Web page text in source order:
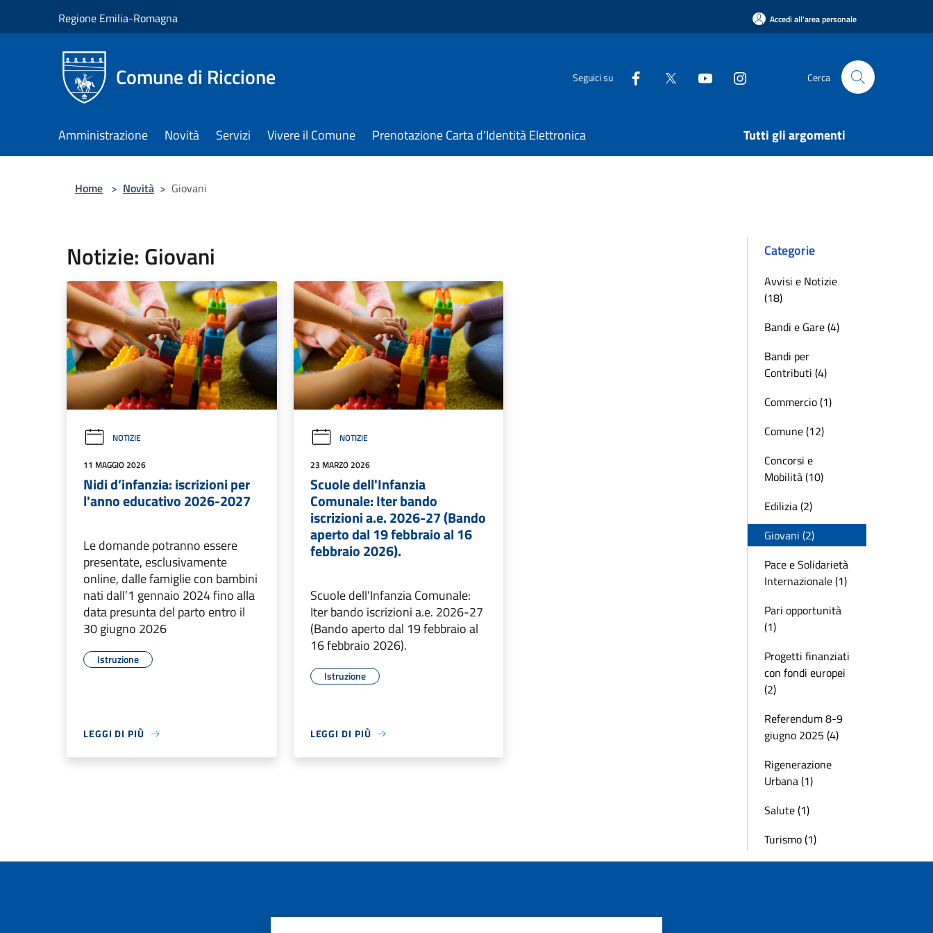
Regione Emilia-Romagna Accedi all'area personale
Comune di Riccione Seguici su Cerca
Amministrazione Novità Servizi Vivere il Comune Prenotazione Carta d'Identità Elettronica Tutti gli argomenti
Home > Novità > Giovani
Notizie: Giovani
NOTIZIE
11 MAGGIO 2026
Nidi d’infanzia: iscrizioni per
l'anno educativo 2026-2027
Le domande potranno essere
presentate, esclusivamente
online, dalle famiglie con bambini
nati dall’1 gennaio 2024 fino alla
data presunta del parto entro il
30 giugno 2026
Istruzione
LEGGI DI PIÙ
NOTIZIE
23 MARZO 2026
Scuole dell'Infanzia
Comunale: Iter bando
iscrizioni a.e. 2026-27 (Bando
aperto dal 19 febbraio al 16
febbraio 2026).
Scuole dell'Infanzia Comunale:
Iter bando iscrizioni a.e. 2026-27
(Bando aperto dal 19 febbraio al
16 febbraio 2026).
Istruzione
LEGGI DI PIÙ
Categorie
Avvisi e Notizie
(18)
Bandi e Gare (4)
Bandi per
Contributi (4)
Commercio (1)
Comune (12)
Concorsi e
Mobilità (10)
Edilizia (2)
Giovani (2)
Pace e Solidarietà
Internazionale (1)
Pari opportunità
(1)
Progetti finanziati
con fondi europei
(2)
Referendum 8-9
giugno 2025 (4)
Rigenerazione
Urbana (1)
Salute (1)
Turismo (1)